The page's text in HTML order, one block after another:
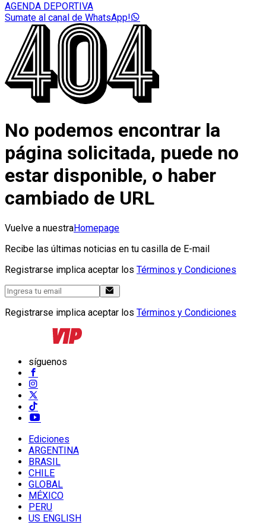
AGENDA DEPORTIVA
Sumate al canal de WhatsApp!
No podemos encontrar la
página solicitada, puede no
estar disponible, o haber
cambiado de URL
Vuelve a nuestraHomepage
Recibe las últimas noticias en tu casilla de E-mail
Registrarse implica aceptar los Términos y Condiciones
Registrarse implica aceptar los Términos y Condiciones
síguenos
Ediciones
ARGENTINA
BRASIL
CHILE
GLOBAL
MÉXICO
PERU
US ENGLISH